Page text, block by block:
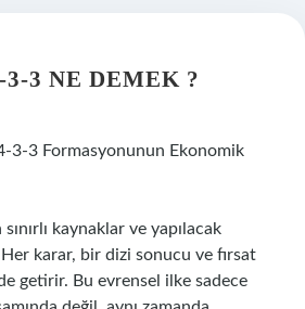
3 NE DEMEK ?
3-3 Formasyonunun Ekonomik
kaynaklar ve yapılacak
karar, bir dizi sonucu ve fırsat
getirir. Bu evrensel ilke sadece